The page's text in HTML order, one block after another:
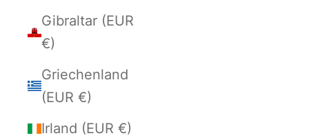
Gibraltar (EUR
€)
Griechenland
(EUR €)
Irland (EUR €)